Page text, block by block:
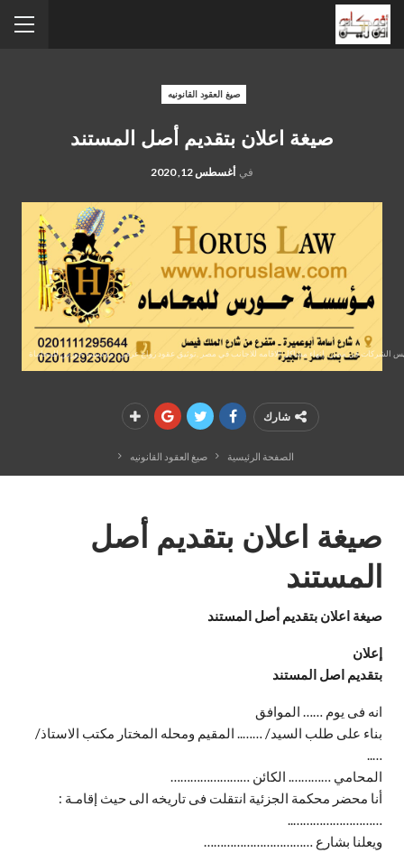
صيغ العقود القانونيه
صيغة اعلان بتقديم أصل المستند
في أغسطس 12, 2020
الشركات في مصر , إنهاء مشاكل الاقامه للاجانب في مصر ,توثيق عقود زواج عرفي , مؤسسة حورس للمحاماة
شارك
الصفحة الرئيسية صيغ العقود القانونيه
صيغة اعلان بتقديم أصل
المستند
صيغة اعلان بتقديم أصل المستند
إعلان
بتقديم اصل المستند
انه فى يوم …… الموافق
بناء على طلب السيد/ …….. المقيم ومحله المختار مكتب الاستاذ/
…..
المحامي …………. الكائن ……………………
أنا محضر محكمة الجزئية انتقلت فى تاريخه الى حيث إقامـة :
………………………..
ويعلنا بشارع ……………………………